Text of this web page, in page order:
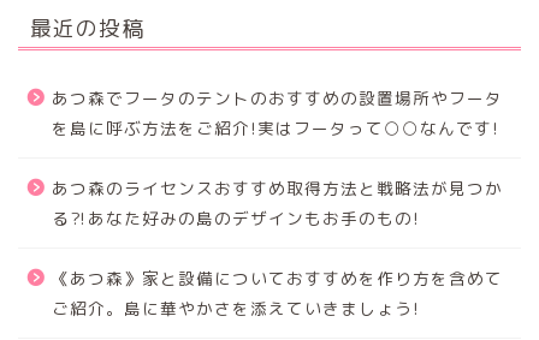
最近の投稿
あつ森でフータのテントのおすすめの設置場所やフータ
を島に呼ぶ方法をご紹介!実はフータって○○なんです!
あつ森のライセンスおすすめ取得方法と戦略法が見つか
る⁈あなた好みの島のデザインもお手のもの!
《あつ森》家と設備についておすすめを作り方を含めて
ご紹介。島に華やかさを添えていきましょう!